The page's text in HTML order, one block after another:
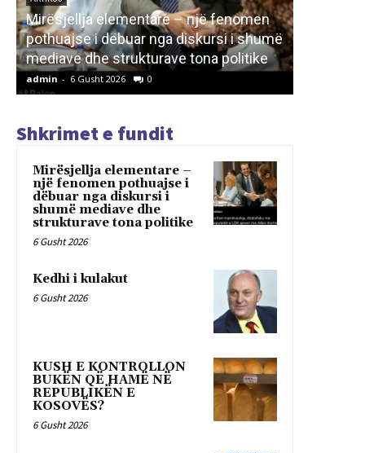
LETËRSI
Kedhi i kulakut
admin - 6 Gusht 2026 0
Shkrimet e fundit
Mirësjellja elementare –
një fenomen pothuajse i
dëbuar nga diskursi i
shumë mediave dhe
strukturave tona politike
6 Gusht 2026
Kedhi i kulakut
6 Gusht 2026
KUSH E KONTROLLON
BUKËN QË HAMË NË
REPUBLIKËN E
KOSOVËS?
6 Gusht 2026